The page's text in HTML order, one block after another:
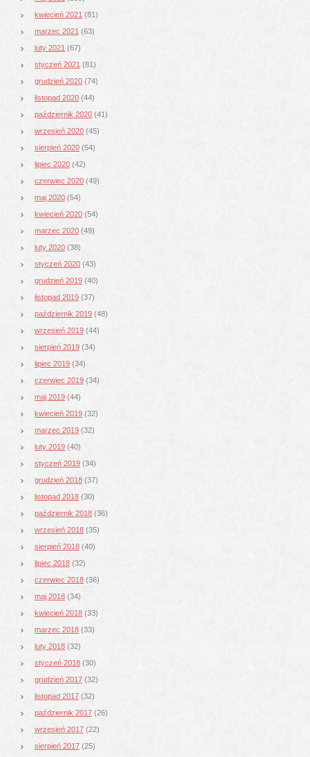
kwiecień 2021 (81)
marzec 2021 (63)
luty 2021 (67)
styczeń 2021 (81)
grudzień 2020 (74)
listopad 2020 (44)
październik 2020 (41)
wrzesień 2020 (45)
sierpień 2020 (54)
lipiec 2020 (42)
czerwiec 2020 (49)
maj 2020 (54)
kwiecień 2020 (54)
marzec 2020 (49)
luty 2020 (38)
styczeń 2020 (43)
grudzień 2019 (40)
listopad 2019 (37)
październik 2019 (48)
wrzesień 2019 (44)
sierpień 2019 (34)
lipiec 2019 (34)
czerwiec 2019 (34)
maj 2019 (44)
kwiecień 2019 (32)
marzec 2019 (32)
luty 2019 (40)
styczeń 2019 (34)
grudzień 2018 (37)
listopad 2018 (30)
październik 2018 (36)
wrzesień 2018 (35)
sierpień 2018 (40)
lipiec 2018 (32)
czerwiec 2018 (36)
maj 2018 (34)
kwiecień 2018 (33)
marzec 2018 (33)
luty 2018 (32)
styczeń 2018 (30)
grudzień 2017 (32)
listopad 2017 (32)
październik 2017 (26)
wrzesień 2017 (22)
sierpień 2017 (25)